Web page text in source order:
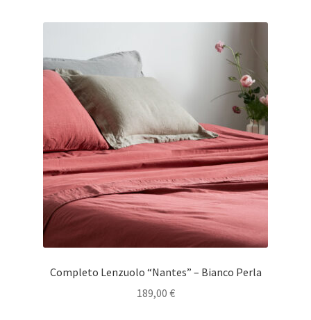
Completo Lenzuolo “Nantes” – Bianco Perla
189,00 €